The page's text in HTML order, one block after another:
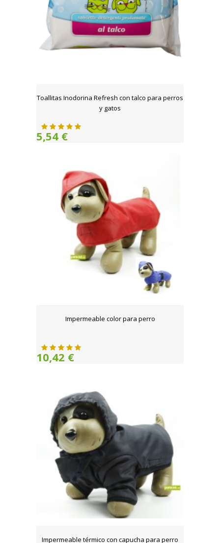
Toallitas Inodorina Refresh con talco para perros
y gatos
5,54 €
Impermeable color para perro
10,42 €
Impermeable térmico con capucha para perro